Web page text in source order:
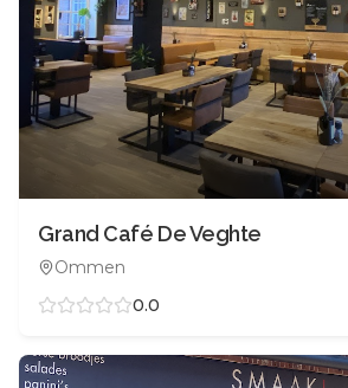
Grand Café De Veghte
Ommen
0.0